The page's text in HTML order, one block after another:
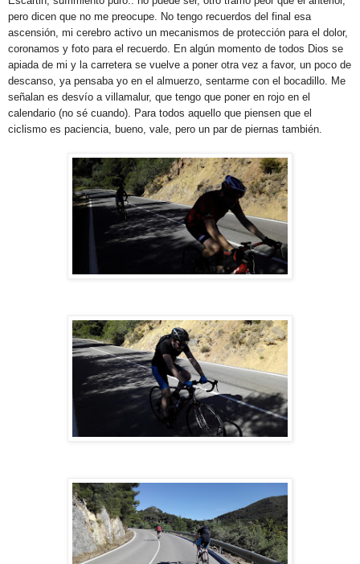
pero dicen que no me preocupe. No tengo recuerdos del final esa
ascensión, mi cerebro activo un mecanismos de protección para el dolor,
coronamos y foto para el recuerdo. En algún momento de todos Dios se
apiada de mi y la carretera se vuelve a poner otra vez a favor, un poco de
descanso, ya pensaba yo en el almuerzo, sentarme con el bocadillo. Me
señalan es desvío a villamalur, que tengo que poner en rojo en el
calendario (no sé cuando). Para todos aquello que piensen que el
ciclismo es paciencia, bueno, vale, pero un par de piernas también.